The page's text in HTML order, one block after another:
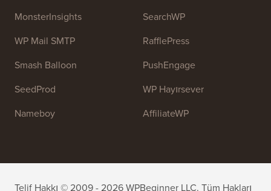
MonsterInsights
WP Mail SMTP
Smash Balloon
SeedProd
Nameboy
SearchWP
RafflePress
PushEngage
WP Hayırsever
AffiliateWP
Telif Hakkı © 2009 - 2026 WPBeginner LLC. Tüm Hakları